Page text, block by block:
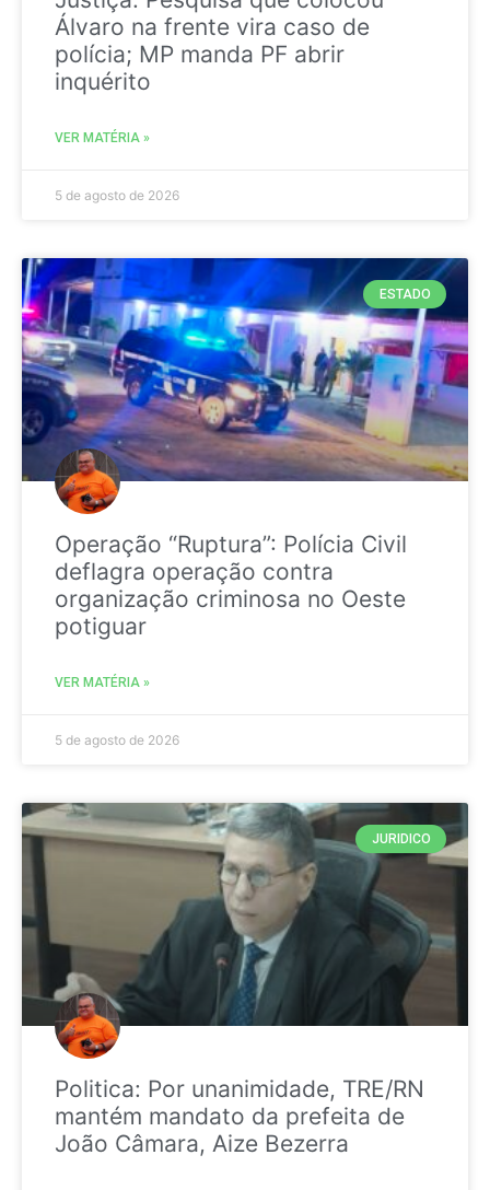
Álvaro na frente vira caso de
polícia; MP manda PF abrir
inquérito
VER MATÉRIA »
5 de agosto de 2026
ESTADO
Operação “Ruptura”: Polícia Civil
deflagra operação contra
organização criminosa no Oeste
potiguar
VER MATÉRIA »
5 de agosto de 2026
JURIDICO
Politica: Por unanimidade, TRE/RN
mantém mandato da prefeita de
João Câmara, Aize Bezerra